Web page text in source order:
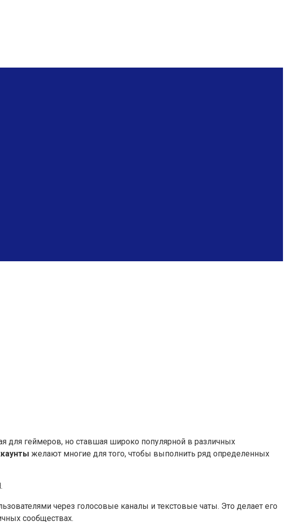
для геймеров, но ставшая широко популярной в различных
желают многие для того, чтобы выполнить ряд определенных
через голосовые каналы и текстовые чаты. Это делает его
сообществах.